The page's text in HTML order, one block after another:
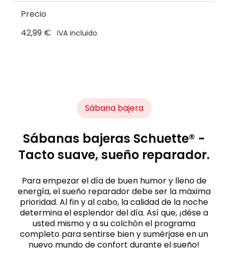
Precio
42,99 € IVA incluido
Sábana bajera
Sábanas bajeras Schuette® -
Tacto suave, sueño reparador.
Para empezar el día de buen humor y lleno de
energía, el sueño reparador debe ser la máxima
prioridad. Al fin y al cabo, la calidad de la noche
determina el esplendor del día. Así que, ¡dése a
usted mismo y a su colchón el programa
completo para sentirse bien y sumérjase en un
nuevo mundo de confort durante el sueño!